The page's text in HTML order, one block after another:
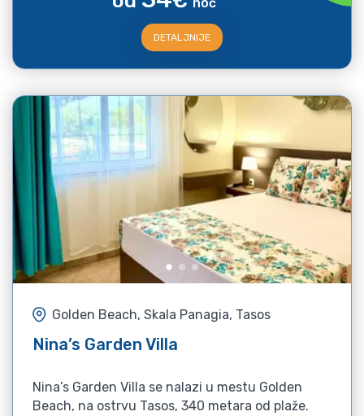
DETALJNIJE
Golden Beach, Skala Panagia, Tasos
Nina’s Garden Villa
Nina’s Garden Villa se nalazi u mestu Golden
Beach, na ostrvu Tasos, 340 metara od plaže.